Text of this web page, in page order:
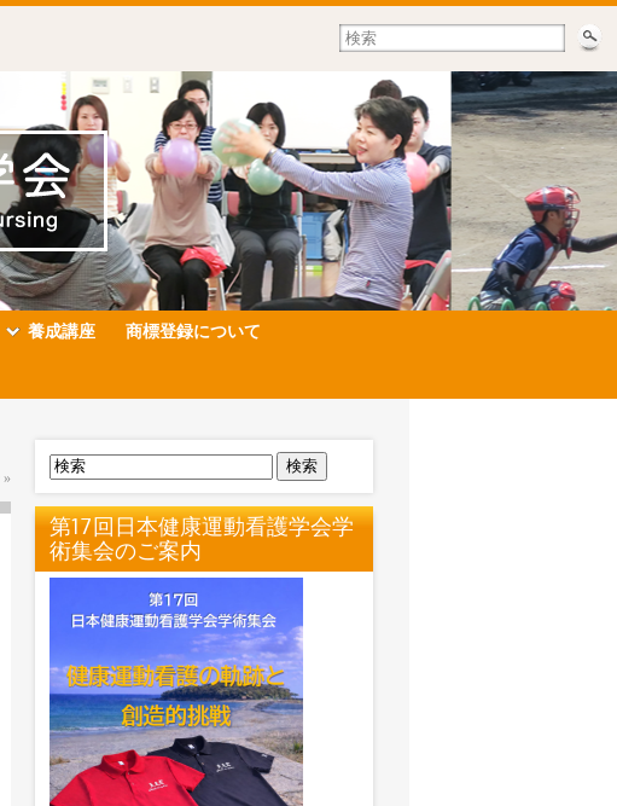
養成講座 商標登録について
»
検索
第17回日本健康運動看護学会学
術集会のご案内